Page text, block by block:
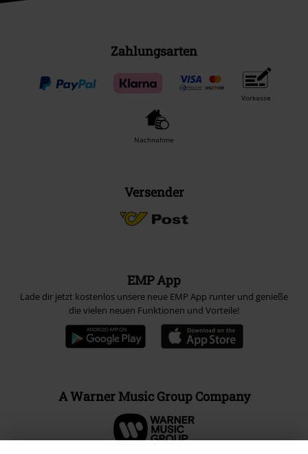
Zahlungsarten
Vorkasse
Nachnahme
Versender
EMP App
Lade dir jetzt kostenlos unsere neue EMP App runter und genieße
die vielen neuen Funktionen und Vorteile!
A Warner Music Group Company